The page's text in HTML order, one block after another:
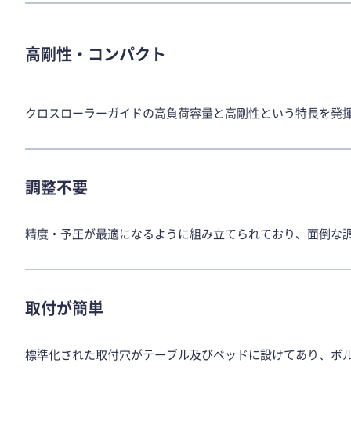
高剛性・コンパクト
クロスローラーガイドの高負荷容量と高剛性という特長を
調整不要
精度・予圧が最適になるように組み立てられており、面倒な
取付が簡単
標準化された取付穴がテーブル及びベッドに設けてあり、